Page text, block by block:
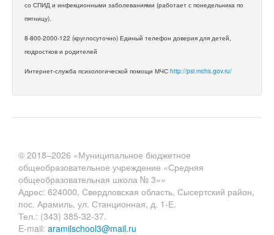
со СПИД и инфекционными заболеваниями (работает с понедельника по
пятницу).
8-800-2000-122 (круглосуточно) Единый телефон доверия для детей,
подростков и родителей
Интернет-служба психологической помощи МЧС http://psi.mchs.gov.ru/
© 2018–2026 «Муниципальное бюджетное
общеобразовательное учреждение «Средняя
общеобразовательная школа № 3»»
Адрес: 624000, Свердловская область, Сысертский район,
пос. Арамиль, ул. Станционная, д. 1-Е.
Тел.: (343) 385-32-37.
E-mail: aramilschool3@mail.ru